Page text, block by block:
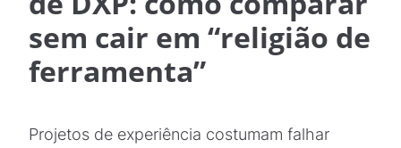
sem cair em “religião de
ferramenta”
Projetos de experiência costumam falhar